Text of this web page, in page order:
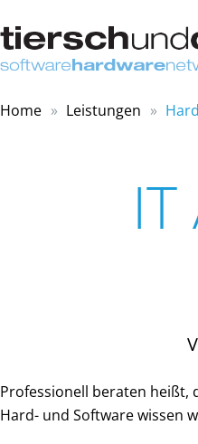
Home Leistungen
Professionell beraten heißt,
Hard- und Software wissen